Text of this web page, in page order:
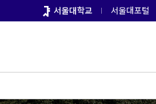
로
서울대학교 서울대포털